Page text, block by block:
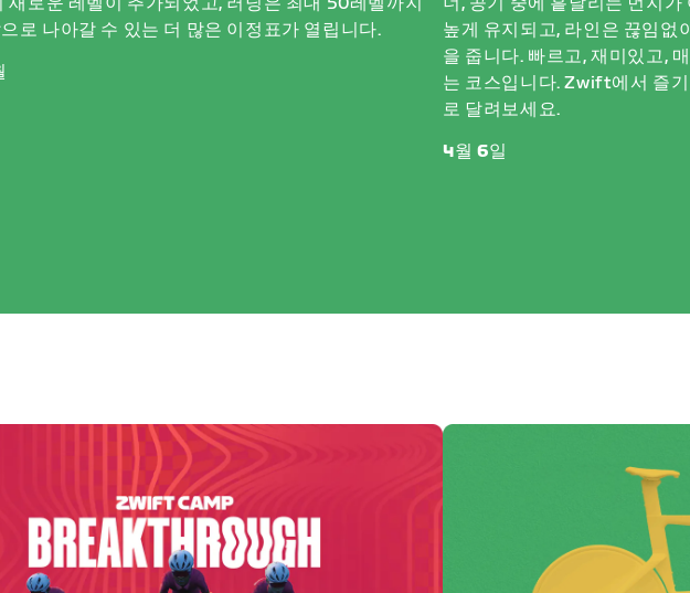
로 나아갈 수 있는 더 많은 이정표가 열립니다.
높게 유지되고, 라인은 끊임없
을 줍니다. 빠르고, 재미있고,
는 코스입니다. Zwift에서 즐
로 달려보세요.
4월 6일